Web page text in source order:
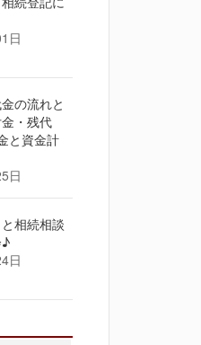
日
の流れと
・残代
と資金計
日
相続相談
日